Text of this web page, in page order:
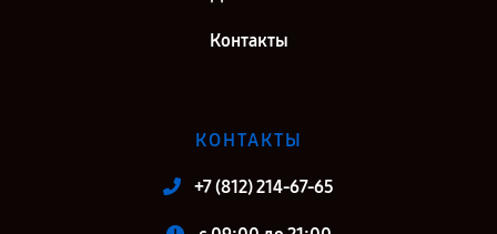
Контакты
КОНТАКТЫ
+7 (812) 214-67-65